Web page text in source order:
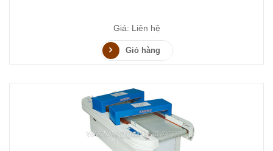
Giá: Liên hệ
Giỏ hàng